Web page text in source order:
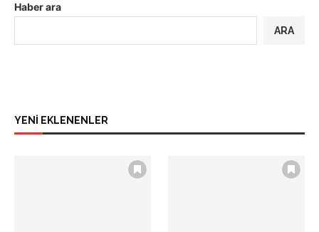
Haber ara
ARA
YENİ EKLENENLER